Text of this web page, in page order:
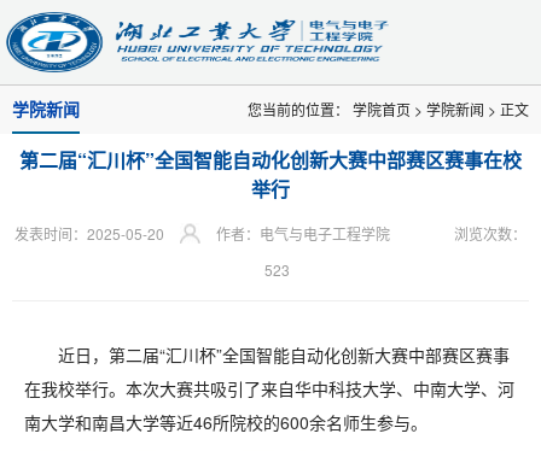
学院新闻 您当前的位置： 学院首页 > 学院新闻 > 正文
第二届“汇川杯”全国智能自动化创新大赛中部赛区赛事在校
举行
发表时间：2025-05-20 作者：电气与电子工程学院
浏览次数：
523
近日，第二届“汇川杯”全国智能自动化创新大赛中部赛区赛事
在我校举行。本次大赛共吸引了来自华中科技大学、中南大学、河
南大学和南昌大学等近46所院校的600余名师生参与。